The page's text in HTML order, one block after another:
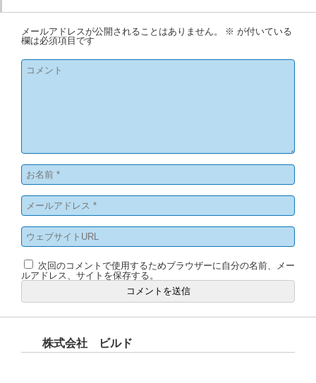
メールアドレスが公開されることはありません。 ※ が付いている
欄は必須項目です
次回のコメントで使用するためブラウザーに自分の名前、メー
ルアドレス、サイトを保存する。
株式会社 ビルド